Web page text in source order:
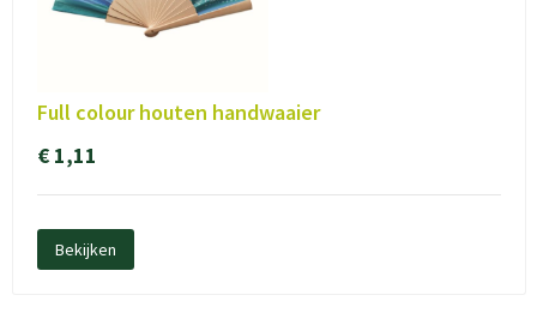
Full colour houten handwaaier
€ 1,11
Bekijken